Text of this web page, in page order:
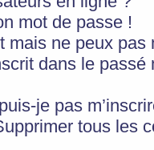
mot de passe !
mais ne peux pas
dans le
je pas
tous les